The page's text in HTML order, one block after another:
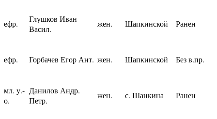
ефр.
Глушков Иван
Васил.
жен. Шапкинской Ранен
ефр. Горбачев Егор Ант. жен. Шапкинской Без в.пр.
мл. у.-
о.
Данилов Андр.
Петр.
жен. с. Шанкина Ранен